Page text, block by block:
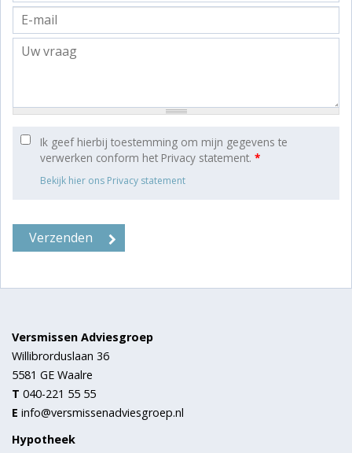
Ik geef hierbij toestemming om mijn gegevens te
verwerken conform het Privacy statement. *
Bekijk hier ons Privacy statement
Versmissen Adviesgroep
Willibrorduslaan 36
5581 GE Waalre
T 040-221 55 55
E info@versmissenadviesgroep.nl
Hypotheek